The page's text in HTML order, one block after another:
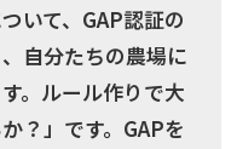
いて、GAP認証の
自分たちの農場に
。ルール作りで大
？」です。GAPを